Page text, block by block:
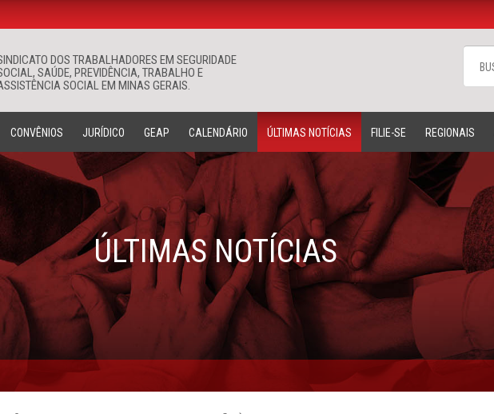
DOS TRABALHADORES EM SEGURIDADE
SAÚDE, PREVIDÊNCIA, TRABALHO E
SOCIAL EM MINAS GERAIS.
Buscar
CONVÊNIOS JURÍDICO GEAP CALENDÁRIO ÚLTIMAS NOTÍCIAS FILIE-SE REGIONAIS
ÚLTIMAS NOTÍCIAS